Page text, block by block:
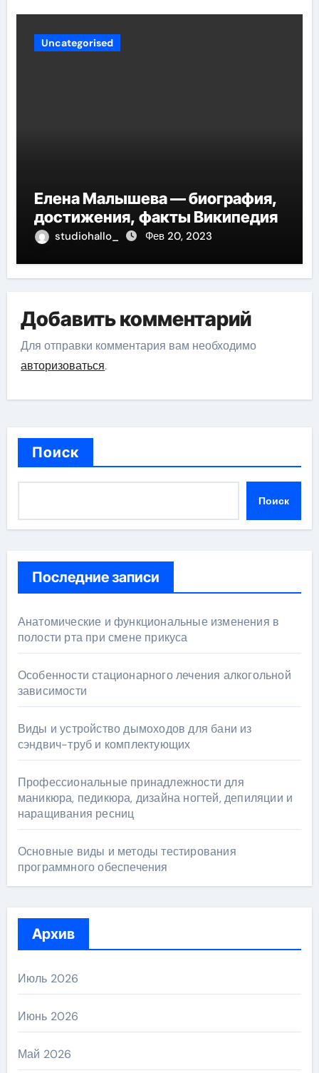
Uncategorised
Елена Малышева — биография,
достижения, факты Википедия
studiohallo_ Фев 20, 2023
Добавить комментарий
Для отправки комментария вам необходимо
авторизоваться.
Поиск
Поиск
Последние записи
Анатомические и функциональные изменения в
полости рта при смене прикуса
Особенности стационарного лечения алкогольной
зависимости
Виды и устройство дымоходов для бани из
сэндвич-труб и комплектующих
Профессиональные принадлежности для
маникюра, педикюра, дизайна ногтей, депиляции и
наращивания ресниц
Основные виды и методы тестирования
программного обеспечения
Архив
Июль 2026
Июнь 2026
Май 2026